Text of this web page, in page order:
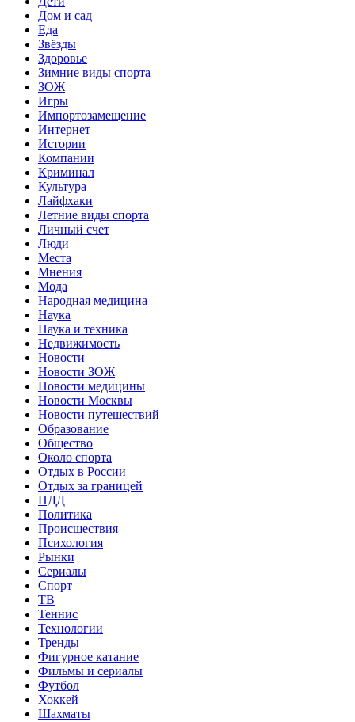
Дом и сад
Еда
Звёзды
Здоровье
Зимние виды спорта
ЗОЖ
Игры
Импортозамещение
Интернет
Истории
Компании
Криминал
Культура
Лайфхаки
Летние виды спорта
Личный счет
Люди
Места
Мнения
Мода
Народная медицина
Наука
Наука и техника
Недвижимость
Новости
Новости ЗОЖ
Новости медицины
Новости Москвы
Новости путешествий
Образование
Общество
Около спорта
Отдых в России
Отдых за границей
ПДД
Политика
Происшествия
Психология
Рынки
Сериалы
Спорт
ТВ
Теннис
Технологии
Тренды
Фигурное катание
Фильмы и сериалы
Футбол
Хоккей
Шахматы